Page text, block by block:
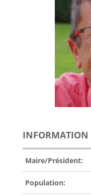
INFORMATION
Maire/Président:
Population: